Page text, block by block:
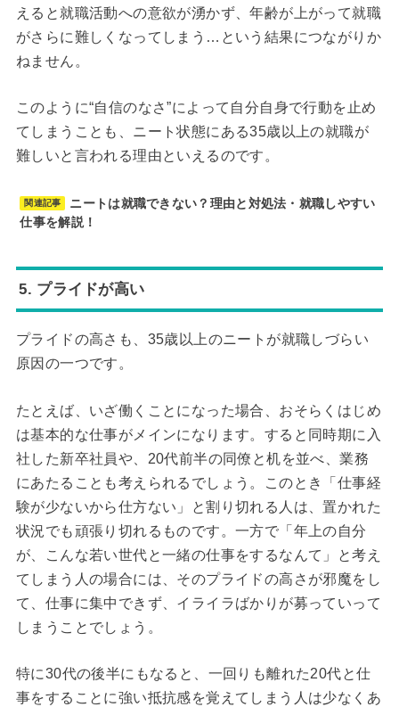
えると就職活動への意欲が湧かず、年齢が上がって就職
がさらに難しくなってしまう…という結果につながりか
ねません。
このように“自信のなさ”によって自分自身で行動を止め
てしまうことも、ニート状態にある35歳以上の就職が
難しいと言われる理由といえるのです。
関連記事
ニートは就職できない？理由と対処法・就職しやすい
仕事を解説！
5. プライドが高い
プライドの高さも、35歳以上のニートが就職しづらい
原因の一つです。
たとえば、いざ働くことになった場合、おそらくはじめ
は基本的な仕事がメインになります。すると同時期に入
社した新卒社員や、20代前半の同僚と机を並べ、業務
にあたることも考えられるでしょう。このとき「仕事経
験が少ないから仕方ない」と割り切れる人は、置かれた
状況でも頑張り切れるものです。一方で「年上の自分
が、こんな若い世代と一緒の仕事をするなんて」と考え
てしまう人の場合には、そのプライドの高さが邪魔をし
て、仕事に集中できず、イライラばかりが募っていって
しまうことでしょう。
特に30代の後半にもなると、一回りも離れた20代と仕
事をすることに強い抵抗感を覚えてしまう人は少なくあ